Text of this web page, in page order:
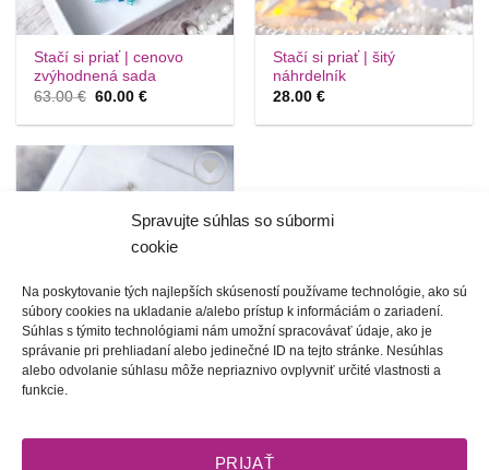
Spravujte súhlas so súbormi
cookie
Na poskytovanie tých najlepších skúseností používame technológie, ako sú
súbory cookies na ukladanie a/alebo prístup k informáciám o zariadení.
Súhlas s týmito technológiami nám umožní spracovávať údaje, ako je
správanie pri prehliadaní alebo jedinečné ID na tejto stránke. Nesúhlas
alebo odvolanie súhlasu môže nepriaznivo ovplyvniť určité vlastnosti a
funkcie.
PRIJAŤ
Stačí si priať | cenovo
zvýhodnená sada
63.00€ Pôvodná
bola:
60.00€Aktuálna
je:
Stačí si priať | šitý
náhrdelník
28.00€
krasotinku
si prosím
Malé radosti | šité